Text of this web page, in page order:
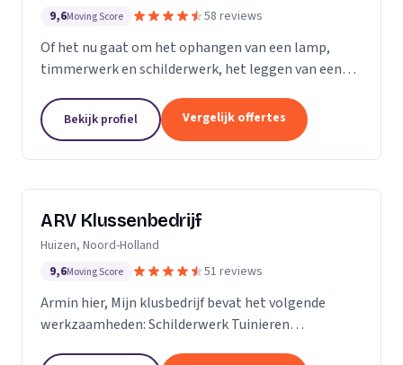
9,6Moving Score 58 reviews
Of het nu gaat om het ophangen van een lamp,
timmerwerk en schilderwerk, het leggen van een
renovatie en aanleggen van een nieuwe badkamer
of...
Bekijk profiel Vergelijk offertes
ARV Klussenbedrijf
Huizen, Noord-Holland
9,6Moving Score 51 reviews
Armin hier, Mijn klusbedrijf bevat het volgende
werkzaamheden: Schilderwerk Tuinieren